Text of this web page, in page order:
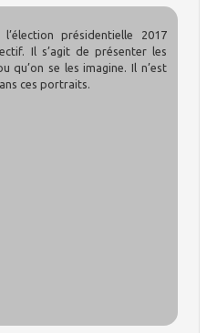
présidentielle 2017
Il s’agit de présenter les
qu’on se les imagine. Il n’est
ces portraits.